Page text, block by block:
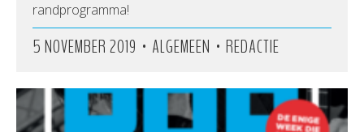
randprogramma!
5 NOVEMBER 2019 • ALGEMEEN • REDACTIE